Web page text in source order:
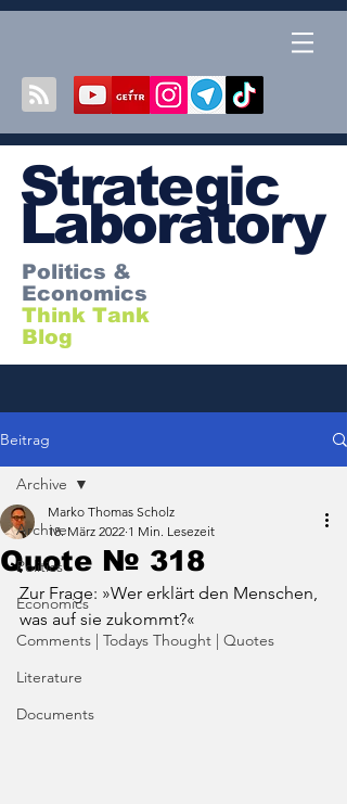
Strategic
Laboratory
Politics &
Economics
Think Tank
Blog
Beitrag
Archive
Politics
Economics
Comments | Todays Thought | Quotes
Literature
Documents
Archive
Quote № 318
Marko Thomas Scholz
18. März 2022 1 Min. Lesezeit
Zur Frage: »Wer erklärt den Menschen,
was auf sie zukommt?«